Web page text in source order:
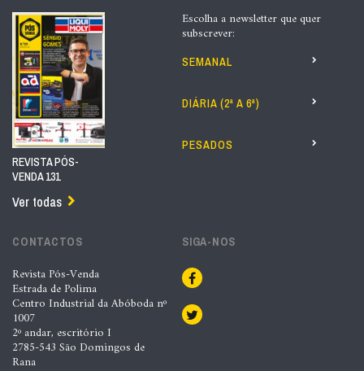
REVISTA PÓS-
VENDA 131
Ver todas
Escolha a newsletter que quer
subscrever:
SEMANAL
DIÁRIA (2ª A 6ª)
PESADOS
CONTACTOS
Revista Pós-Venda
Estrada de Polima
Centro Industrial da Abóboda nº
1007
2º andar, escritório I
2785-543 São Domingos de
Rana
SIGA-NOS